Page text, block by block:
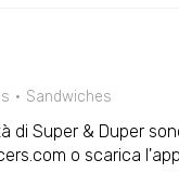
Sandwiches
di Super & Duper
o scarica